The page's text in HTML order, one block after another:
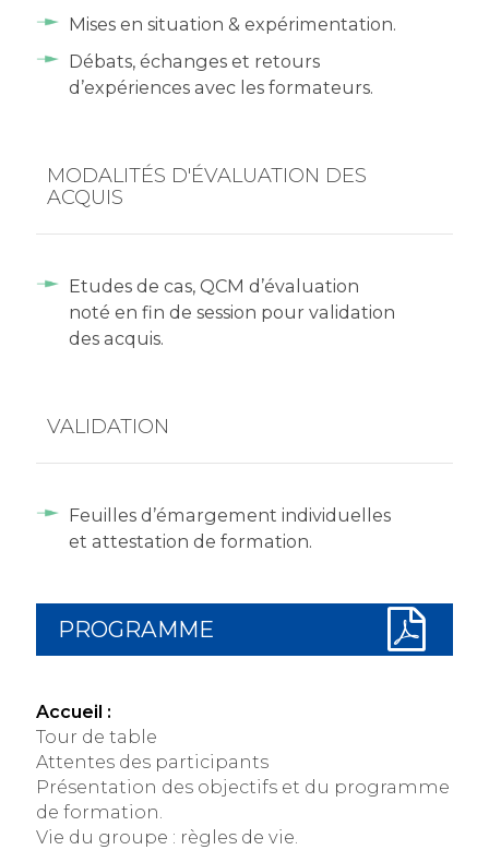
Mises en situation & expérimentation.
Débats, échanges et retours
d’expériences avec les formateurs.
MODALITÉS D'ÉVALUATION DES
ACQUIS
Etudes de cas, QCM d’évaluation
noté en fin de session pour validation
des acquis.
VALIDATION
Feuilles d’émargement individuelles
et attestation de formation.
PROGRAMME
Accueil :
Tour de table
Attentes des participants
Présentation des objectifs et du programme
de formation.
Vie du groupe : règles de vie.